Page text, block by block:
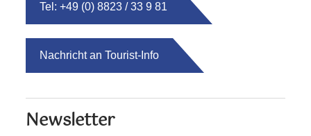
Tel: +49 (0) 8823 / 33 9 81
Nachricht an Tourist-Info
Newsletter